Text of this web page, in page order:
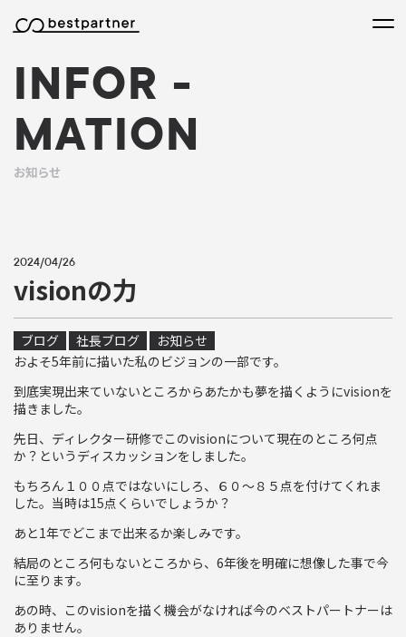
メ
INFOR -
MATION
お知らせ
2024/04/26
visionの力
ブログ 社長ブログ
お知らせ
およそ5年前に描いた私のビジョンの一部です。
到底実現出来ていないところからあたかも夢を描くようにvisionを
描きました。
先日、ディレクター研修でこのvisionについて現在のところ何点
か？というディスカッションをしました。
もちろん１００点ではないにしろ、６０～８５点を付けてくれま
した。当時は15点くらいでしょうか？
あと1年でどこまで出来るか楽しみです。
結局のところ何もないところから、6年後を明確に想像した事で今
に至ります。
あの時、このvisionを描く機会がなければ今のベストパートナーは
ありません。